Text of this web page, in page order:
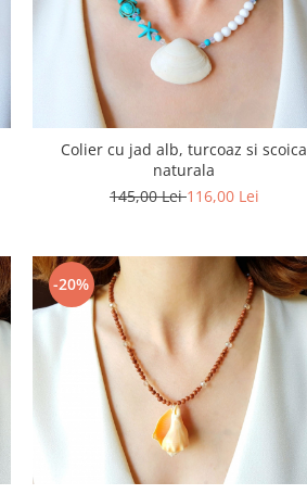
Colier cu jad alb, turcoaz si scoica
naturala
145,00 Lei116,00 Lei
-20%